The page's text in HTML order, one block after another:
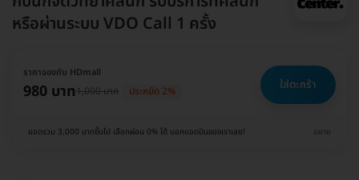
หรือผ่านระบบ VDO Call 1 ครั้ง
ราคาจองกับ HDmall
980 บาท1,000 บาท ประหยัด 2% ใส่ตะกร้า
ยอดรวม 3,000 บาทขึ้นไป เลือกผ่อน 0% ได้ บอกแอดมินของเราเลย! ขยาย